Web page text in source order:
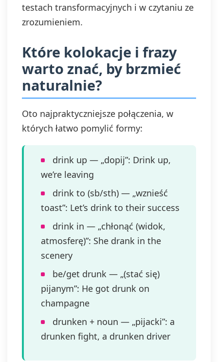
testach transformacyjnych i w czytaniu ze
zrozumieniem.
Które kolokacje i frazy
warto znać, by brzmieć
naturalnie?
Oto najpraktyczniejsze połączenia, w
których łatwo pomylić formy:
drink up — „dopij”: Drink up,
we’re leaving
drink to (sb/sth) — „wznieść
toast”: Let’s drink to their success
drink in — „chłonąć (widok,
atmosferę)”: She drank in the
scenery
be/get drunk — „(stać się)
pijanym”: He got drunk on
champagne
drunken + noun — „pijacki”: a
drunken fight, a drunken driver